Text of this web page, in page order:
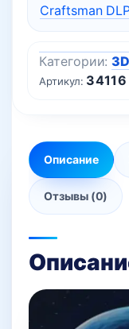
Craftsman
Артикул: 34116
Категории:
Описание
Отзывы (0)